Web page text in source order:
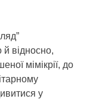
відносно,
мімікрії, до
у